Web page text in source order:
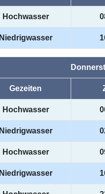
Hochwasser
Niedrigwasser
Gezeiten
Hochwasser
Niedrigwasser
Hochwasser
Niedrigwasser